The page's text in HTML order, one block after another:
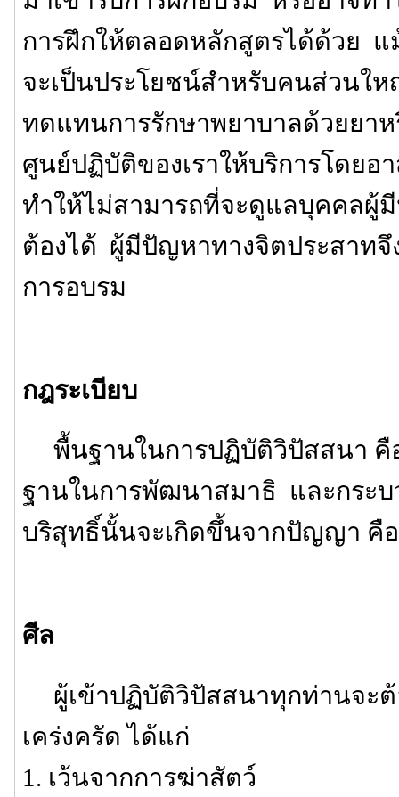
การฝึกให้ตลอดหลักสูตรได้ด้วย
จะเป็นประโยชน์สำหรับคนส่วนใ
ทดแทนการรักษาพยาบาลด้วยยา
ศูนย์ปฏิบัติของเราให้บริการโดยอ
ทำให้ไม่สามารถที่จะดูแลบุคคลผู้
ต้องได้ ผู้มีปัญหาทางจิตประสาทจึ
การอบรม
กฎระเบียบ
พื้นฐานในการปฏิบัติวิปัสสนา คื
ฐานในการพัฒนาสมาธิ และกระบ
บริสุทธิ์นั้นจะเกิดขึ้นจากปัญญา คือ
ศีล
ผู้เข้าปฏิบัติวิปัสสนาทุกท่านจะต้
เคร่งครัด ได้แก่
1. เว้นจากการฆ่าสัตว์